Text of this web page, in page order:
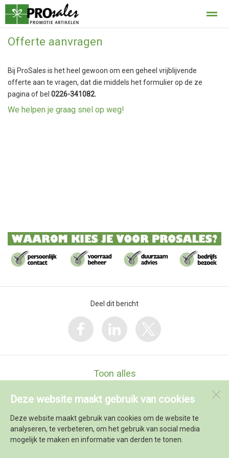
privacy
Home Bellen E-mail Locatie
Deze website maakt gebruik van cookies
Deze website maakt gebruik van cookies om de website te
analyseren, te verbeteren, om het gebruik van social media
mogelijk te maken en informatie van derden te tonen.
Offerte aanvragen
Bij ProSales is het heel gewoon om een geheel vrijblijvende
offerte aan te vragen, dat die middels het formulier op de ze
pagina of bel 0226-341082.
We helpen je graag snel op weg!
Deel dit bericht
Toon alles
Berenkoog 75a
1822 BN
alkmaar